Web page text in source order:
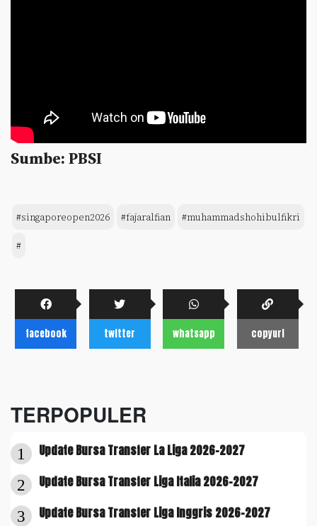
Sumbe: PBSI
#singaporeopen2026 #fajaralfian #muhammadshohibulfikri
#
facebook twitter whatsapp copyurl
TERPOPULER
1 Update Bursa Transfer La Liga 2026-2027
2 Update Bursa Transfer Liga Italia 2026-2027
3 Update Bursa Transfer Liga Inggris 2026-2027